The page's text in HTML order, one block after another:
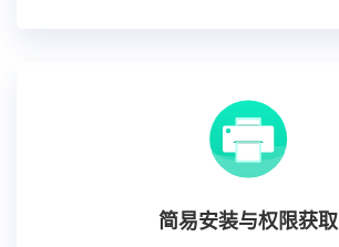
简易安装与权限获取